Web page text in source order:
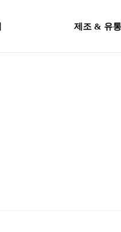
제조 & 유통